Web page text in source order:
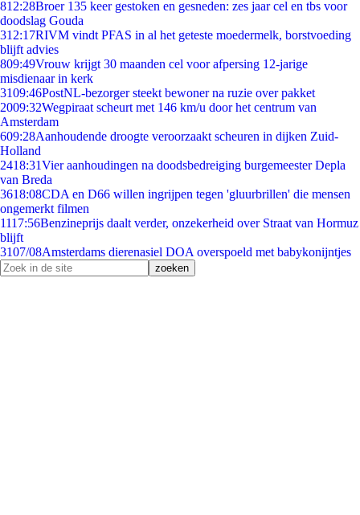
812:28Broer 135 keer gestoken en gesneden: zes jaar cel en tbs voor
doodslag Gouda
312:17RIVM vindt PFAS in al het geteste moedermelk, borstvoeding
blijft advies
809:49Vrouw krijgt 30 maanden cel voor afpersing 12-jarige
misdienaar in kerk
3109:46PostNL-bezorger steekt bewoner na ruzie over pakket
2009:32Wegpiraat scheurt met 146 km/u door het centrum van
Amsterdam
609:28Aanhoudende droogte veroorzaakt scheuren in dijken Zuid-
Holland
2418:31Vier aanhoudingen na doodsbedreiging burgemeester Depla
van Breda
3618:08CDA en D66 willen ingrijpen tegen 'gluurbrillen' die mensen
ongemerkt filmen
1117:56Benzineprijs daalt verder, onzekerheid over Straat van Hormuz
blijft
3107/08Amsterdams dierenasiel DOA overspoeld met babykonijntjes